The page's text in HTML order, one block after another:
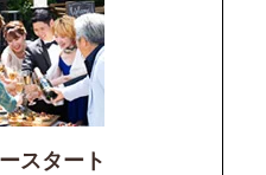
スタート